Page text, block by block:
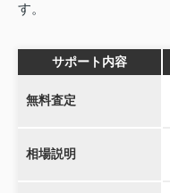
す。
サポート内容
無料査定
相場説明